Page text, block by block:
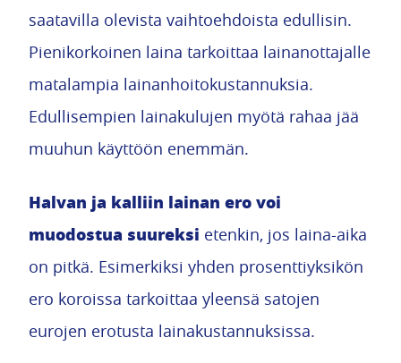
saatavilla olevista vaihtoehdoista edullisin.
Pienikorkoinen laina tarkoittaa lainanottajalle
matalampia lainanhoitokustannuksia.
Edullisempien lainakulujen myötä rahaa jää
muuhun käyttöön enemmän.
Halvan ja kalliin lainan ero voi
muodostua suureksi etenkin, jos laina-aika
on pitkä. Esimerkiksi yhden prosenttiyksikön
ero koroissa tarkoittaa yleensä satojen
eurojen erotusta lainakustannuksissa.